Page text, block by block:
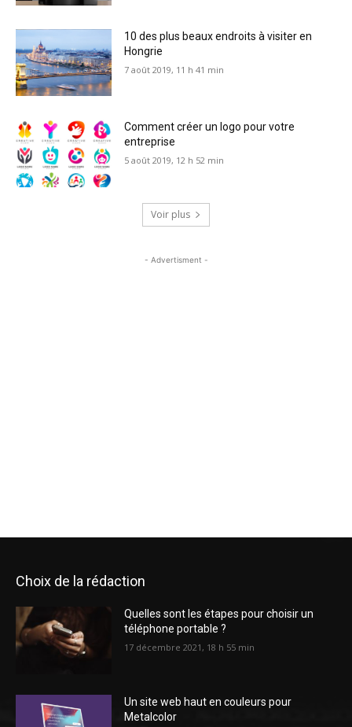
10 des plus beaux endroits à visiter en
Hongrie
7 août 2019, 11 h 41 min
Comment créer un logo pour votre
entreprise
5 août 2019, 12 h 52 min
Voir plus
- Advertisment -
Choix de la rédaction
Quelles sont les étapes pour choisir un
téléphone portable ?
17 décembre 2021, 18 h 55 min
Un site web haut en couleurs pour
Metalcolor